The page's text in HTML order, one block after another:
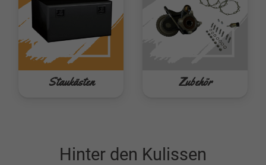
Staukästen Zubehör
Hinter den Kulissen